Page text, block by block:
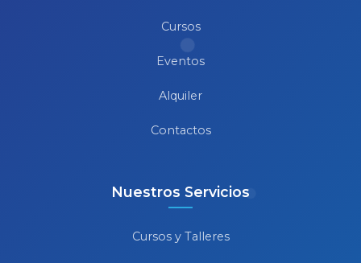
Cursos
Eventos
Alquiler
Contactos
Nuestros Servicios
Cursos y Talleres